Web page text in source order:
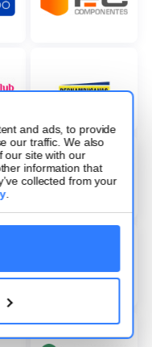
and ads, to provide
our traffic. We also
our site with our
information that
collected from your
.